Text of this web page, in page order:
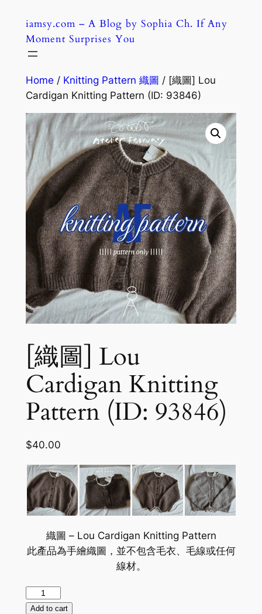
content
iamsy.com – A Blog by Sophia Ch. If Any
Moment Surprises You
Home / Knitting Pattern 織圖 / [織圖] Lou
Cardigan Knitting Pattern (ID: 93846)
[織圖] Lou
Cardigan Knitting
Pattern (ID: 93846)
$40.00
織圖 – Lou Cardigan Knitting Pattern
此產品為手繪織圖，並不包含毛衣、毛線或任何
線材。
圖]
Add to cart